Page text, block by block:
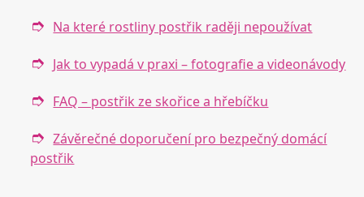
Na které rostliny postřik raději nepoužívat
Jak to vypadá v praxi – fotografie a videonávody
FAQ – postřik ze skořice a hřebíčku
Závěrečné doporučení pro bezpečný domácí
postřik